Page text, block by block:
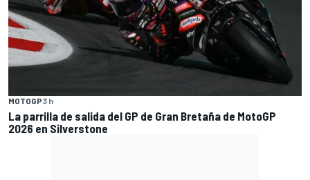
MOTOGP3 h
La parrilla de salida del GP de Gran Bretaña de MotoGP
2026 en Silverstone